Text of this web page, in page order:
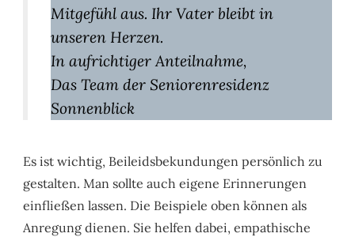
Mitgefühl aus. Ihr Vater bleibt in
unseren Herzen.
In aufrichtiger Anteilnahme,
Das Team der Seniorenresidenz
Sonnenblick
Es ist wichtig, Beileidsbekundungen persönlich zu
gestalten. Man sollte auch eigene Erinnerungen
einfließen lassen. Die Beispiele oben können als
Anregung dienen. Sie helfen dabei, empathische